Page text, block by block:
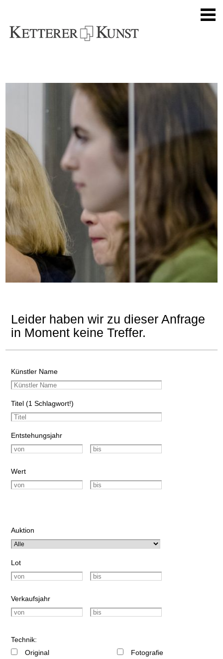
Leider haben wir zu dieser Anfrage
in Moment keine Treffer.
Künstler Name
Titel (1 Schlagwort!)
Entstehungsjahr
Wert
Auktion
Lot
Verkaufsjahr
Technik:
Original
Fotografie